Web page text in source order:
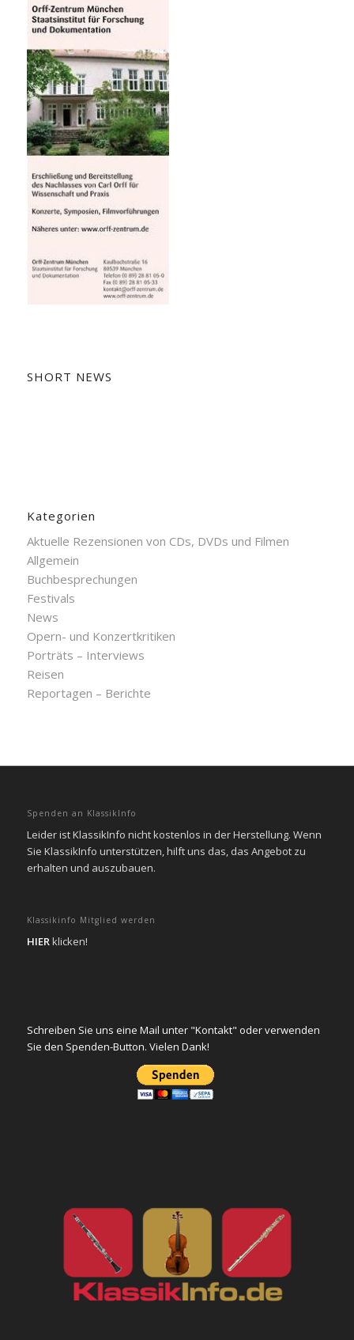
SHORT NEWS
Kategorien
Aktuelle Rezensionen von CDs, DVDs und Filmen
Allgemein
Buchbesprechungen
Festivals
News
Opern- und Konzertkritiken
Porträts – Interviews
Reisen
Reportagen – Berichte
Spenden an KlassikInfo
Leider ist KlassikInfo nicht kostenlos in der Herstellung. Wenn
Sie KlassikInfo unterstützen, hilft uns das, das Angebot zu
erhalten und auszubauen.
Klassikinfo Mitglied werden
HIERklicken!
Schreiben Sie uns eine Mail unter "Kontakt" oder verwenden
Sie den Spenden-Button. Vielen Dank!